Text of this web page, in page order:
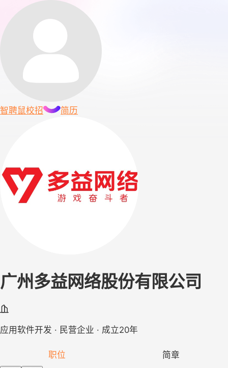
智聘鼠校招 简历
广州多益网络股份有限公司
应用软件开发 · 民营企业 · 成立20年
职位 简章